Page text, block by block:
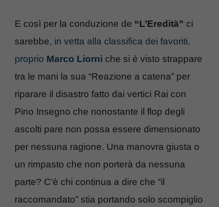
E così per la conduzione de “L’Eredità” ci
sarebbe, in vetta alla classifica dei favoriti,
proprio Marco Liorni che si è visto strappare
tra le mani la sua “Reazione a catena” per
riparare il disastro fatto dai vertici Rai con
Pino Insegno che nonostante il flop degli
ascolti pare non possa essere dimensionato
per nessuna ragione. Una manovra giusta o
un rimpasto che non porterà da nessuna
parte? C’è chi continua a dire che “il
raccomandato” stia portando solo scompiglio